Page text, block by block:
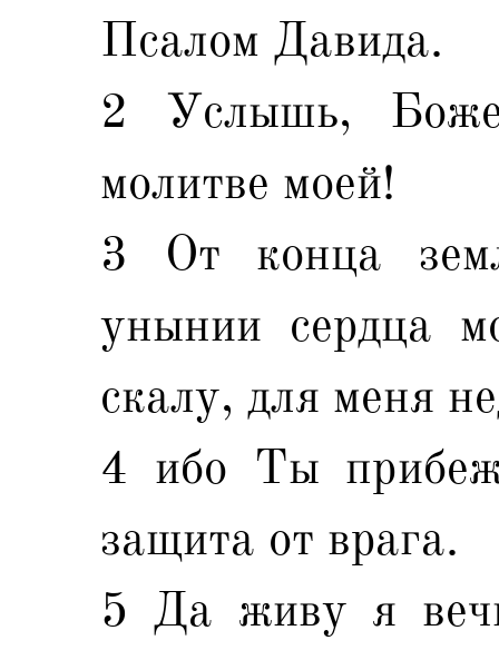
Псалом Давида.
2 Услышь,
молитве моей!
3 От конца
унынии сердца
скалу, для меня
4 ибо Ты
защита от врага.
5 Да живу я